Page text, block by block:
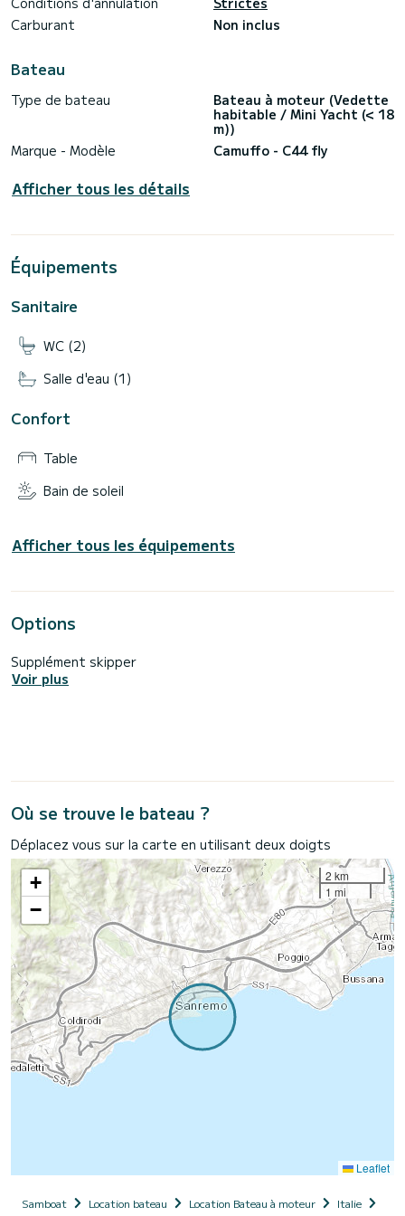
Le prix de location exclut les frais supplémentaires de
nourriture, de carburant et de ports.
Carburant
Non inclus
Bateau
Type de bateau
Bateau à moteur (Vedette
habitable / Mini Yacht (< 18
m))
Marque - Modèle
Camuffo - C44 fly
Afficher tous les détails
Équipements
Sanitaire
WC (2)
Salle d'eau (1)
Confort
Table
Bain de soleil
Afficher tous les équipements
Options
Supplément skipper
Voir plus
Où se trouve le bateau ?
Déplacez vous sur la carte en utilisant deux doigts
+
−
2 km
1 mi
Leaflet
Samboat Location bateau Location Bateau à moteur Italie